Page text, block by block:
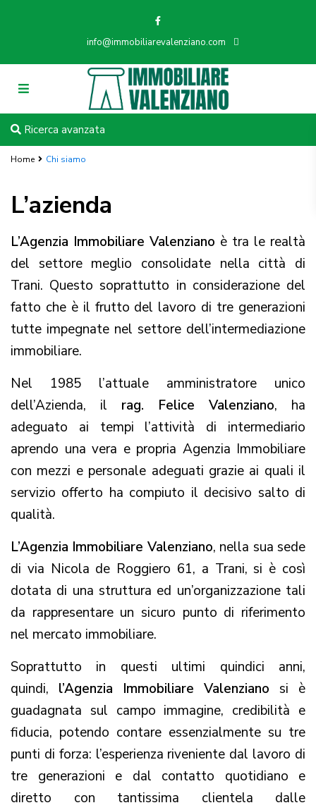
info@immobiliarevalenziano.com
Ricerca avanzata
Home Chi siamo
L’azienda
L’Agenzia Immobiliare Valenziano è tra le realtà
del settore meglio consolidate nella città di
Trani. Questo soprattutto in considerazione del
fatto che è il frutto del lavoro di tre generazioni
tutte impegnate nel settore dell’intermediazione
immobiliare.
Nel 1985 l’attuale amministratore unico
dell’Azienda, il rag. Felice Valenziano, ha
adeguato ai tempi l’attività di intermediario
aprendo una vera e propria Agenzia Immobiliare
con mezzi e personale adeguati grazie ai quali il
servizio offerto ha compiuto il decisivo salto di
qualità.
L’Agenzia Immobiliare Valenziano, nella sua sede
di via Nicola de Roggiero 61, a Trani, si è così
dotata di una struttura ed un’organizzazione tali
da rappresentare un sicuro punto di riferimento
nel mercato immobiliare.
Soprattutto in questi ultimi quindici anni,
quindi, l’Agenzia Immobiliare Valenziano si è
guadagnata sul campo immagine, credibilità e
fiducia, potendo contare essenzialmente su tre
punti di forza: l’esperienza riveniente dal lavoro di
tre generazioni e dal contatto quotidiano e
diretto con tantissima clientela dalle